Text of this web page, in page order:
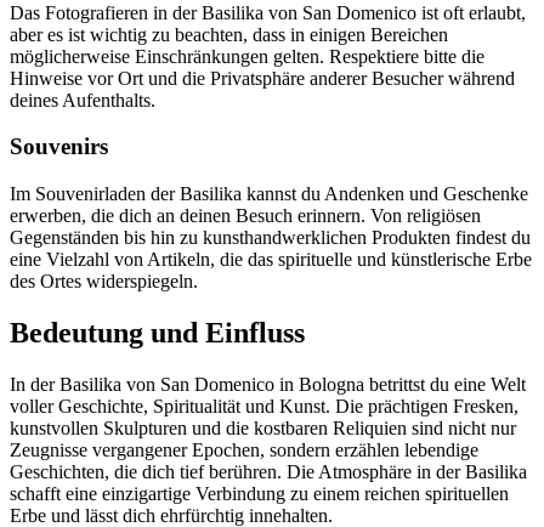
Das Fotografieren in der Basilika von San Domenico ist oft erlaubt,
aber es ist wichtig zu beachten, dass in einigen Bereichen
möglicherweise Einschränkungen gelten. Respektiere bitte die
Hinweise vor Ort und die Privatsphäre anderer Besucher während
deines Aufenthalts.
Souvenirs
Im Souvenirladen der Basilika kannst du Andenken und Geschenke
erwerben, die dich an deinen Besuch erinnern. Von religiösen
Gegenständen bis hin zu kunsthandwerklichen Produkten findest du
eine Vielzahl von Artikeln, die das spirituelle und künstlerische Erbe
des Ortes widerspiegeln.
Bedeutung und Einfluss
In der Basilika von San Domenico in Bologna betrittst du eine Welt
voller Geschichte, Spiritualität und Kunst. Die prächtigen Fresken,
kunstvollen Skulpturen und die kostbaren Reliquien sind nicht nur
Zeugnisse vergangener Epochen, sondern erzählen lebendige
Geschichten, die dich tief berühren. Die Atmosphäre in der Basilika
schafft eine einzigartige Verbindung zu einem reichen spirituellen
Erbe und lässt dich ehrfürchtig innehalten.